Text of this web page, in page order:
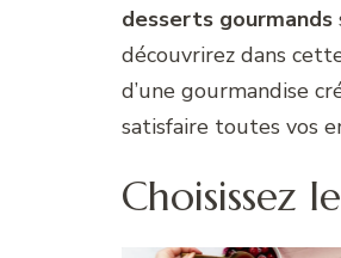
desserts gourmands
découvrirez dans
d’une gourmandise
satisfaire toutes vos
Choisissez